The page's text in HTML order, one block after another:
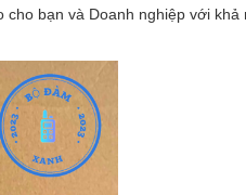
bạn và Doanh nghiệp với khả